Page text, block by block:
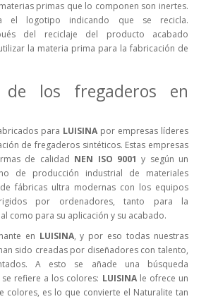
primas que lo componen son inertes.
el logotipo indicando que se recicla.
del reciclaje del producto acabado
la materia prima para la fabricación de
de los fregaderos en
para LUISINA por empresas líderes
de fregaderos sintéticos. Estas empresas
de calidad NEN ISO 9001 y según un
de producción industrial de materiales
fábricas ultra modernas con los equipos
por ordenadores, tanto para la
como para su aplicación y su acabado.
en LUISINA, y por eso todas nuestras
sido creadas por diseñadores con talento,
A esto se añade una búsqueda
refiere a los colores: LUISINAle ofrece un
colores, es lo que convierte el Naturalite tan